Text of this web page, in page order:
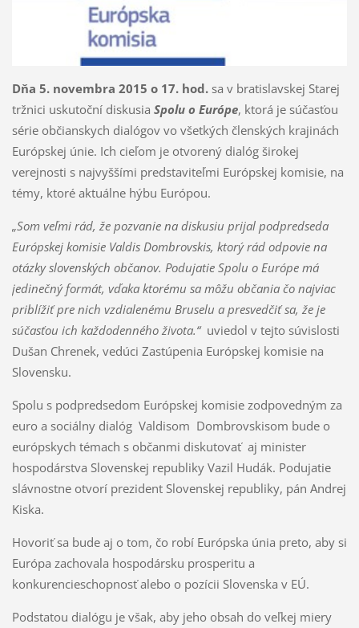
Dňa 5. novembra 2015 o 17. hod.sa v bratislavskej Starej
tržnici uskutoční diskusia Spolu o Európe, ktorá je súčasťou
série občianskych dialógov vo všetkých členských krajinách
Európskej únie. Ich cieľom je otvorený dialóg širokej
verejnosti s najvyššími predstaviteľmi Európskej komisie, na
témy, ktoré aktuálne hýbu Európou.
„Som veľmi rád, že pozvanie na diskusiu prijal podpredseda
Európskej komisie Valdis Dombrovskis, ktorý rád odpovie na
otázky slovenských občanov. Podujatie Spolu o Európe má
jedinečný formát, vďaka ktorému sa môžu občania čo najviac
priblížiť pre nich vzdialenému Bruselu a presvedčiť sa, že je
súčasťou ich každodenného života.“uviedol v tejto súvislosti
Dušan Chrenek, vedúci Zastúpenia Európskej komisie na
Slovensku.
Spolu s podpredsedom Európskej komisie zodpovedným za
euro a sociálny dialóg Valdisom Dombrovskisom bude o
európskych témach s občanmi diskutovať aj minister
hospodárstva Slovenskej republiky Vazil Hudák. Podujatie
slávnostne otvorí prezident Slovenskej republiky, pán Andrej
Kiska.
Hovoriť sa bude aj o tom, čo robí Európska únia preto, aby si
Európa zachovala hospodársku prosperitu a
konkurencieschopnosť alebo o pozícii Slovenska v EÚ.
Podstatou dialógu je však, aby jeho obsah do veľkej miery